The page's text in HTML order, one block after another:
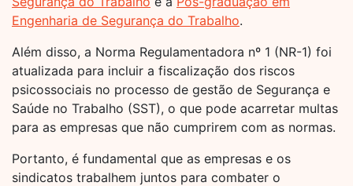
Engenharia de Segurança do Trabalho.
Além disso, a Norma Regulamentadora nº 1 (NR-1) foi
atualizada para incluir a fiscalização dos riscos
psicossociais no processo de gestão de Segurança e
Saúde no Trabalho (SST), o que pode acarretar multas
para as empresas que não cumprirem com as normas.
Portanto, é fundamental que as empresas e os
sindicatos trabalhem juntos para combater o